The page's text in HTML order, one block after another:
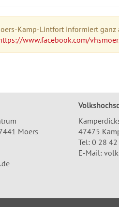
Kamp-Lintfort informiert
www.facebook.com/
Moers
47475
Tel: 0 28
E-Mail: